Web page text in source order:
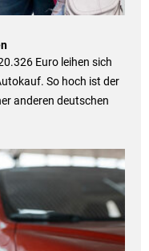
Euro leihen sich
So hoch ist der
anderen deutschen